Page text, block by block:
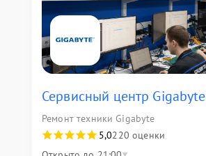
Сервисный центр Gigabyte
Ремонт техники Gigabyte
5,0220 оценки